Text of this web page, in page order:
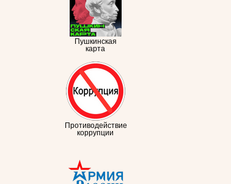
Пушкинская
карта
Противодействие
коррупции